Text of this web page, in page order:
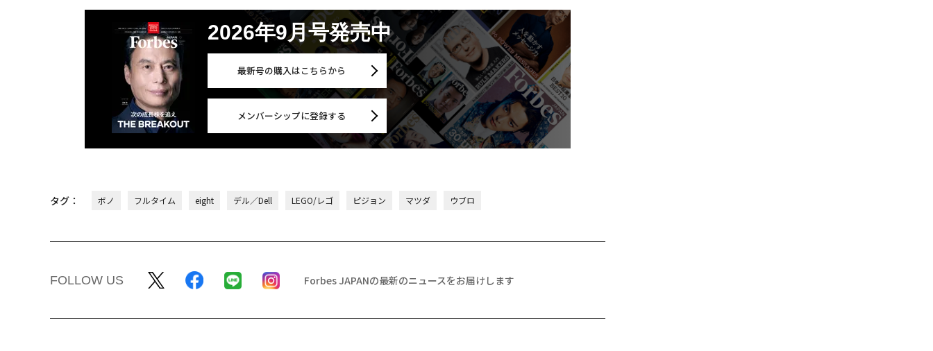
2026年9月号発売中
最新号の購入はこちらから
メンバーシップに登録する
タグ： ボノ フルタイム eight デル／Dell LEGO/レゴ ピジョン マツダ ウブロ
FOLLOW US Forbes JAPANの最新のニュースをお届けします